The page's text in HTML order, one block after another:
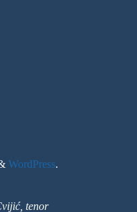
WordPress.
tenor